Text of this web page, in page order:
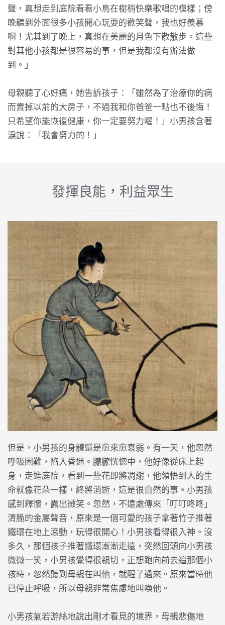
聲，真想走到庭院看看小鳥在樹梢快樂歌唱的模樣；傍
晚聽到外面很多小孩開心玩耍的歡笑聲，我也好羨慕
啊！尤其到了晚上，真想在美麗的月色下散散步。這些
對其他小孩都是很容易的事，但是我都沒有辦法做
到。」
母親聽了心好痛，她告訴孩子：「雖然為了治療你的病
而賣掉以前的大房子，不過我和你爸爸一點也不後悔！
只希望你能恢復健康，你一定要努力喔！」小男孩含著
淚說：「我會努力的！」
發揮良能，利益眾生
但是，小男孩的身體還是愈來愈衰弱。有一天，他忽然
呼吸困難，陷入昏迷。朦朧恍惚中，他好像從床上起
身，走進庭院，看到一些花即將凋謝，他領悟到人的生
命就像花朵一樣，終將消逝，這是很自然的事。小男孩
感到釋懷，露出微笑。忽然，不遠處傳來「叮叮咚咚」
清脆的金屬聲音，原來是一個可愛的孩子拿著竹子推著
鐵環在地上滾動，玩得很開心！小男孩看得很入神。沒
多久，那個孩子推著鐵環漸漸走遠，突然回頭向小男孩
微微一笑，小男孩覺得很親切，正想跑向前去追那個小
孩時，忽然聽到母親在叫他，就醒了過來。原來當時他
已停止呼吸，所以母親非常焦慮地叫喚他。
小男孩氣若游絲地說出剛才看見的境界，母親悲傷地